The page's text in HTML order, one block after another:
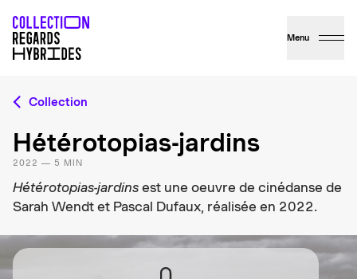
Menu
Collection
Hétérotopias-jardins
2022 — 5 MIN
Hétérotopias-jardins est une oeuvre de cinédanse de
Sarah Wendt et Pascal Dufaux, réalisée en 2022.